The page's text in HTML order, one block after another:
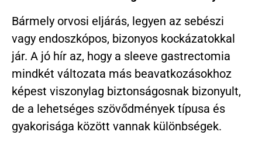
Bármely orvosi eljárás, legyen az sebészi
vagy endoszkópos, bizonyos kockázatokkal
jár. A jó hír az, hogy a sleeve gastrectomia
mindkét változata más beavatkozásokhoz
képest viszonylag biztonságosnak bizonyult,
de a lehetséges szövődmények típusa és
gyakorisága között vannak különbségek.